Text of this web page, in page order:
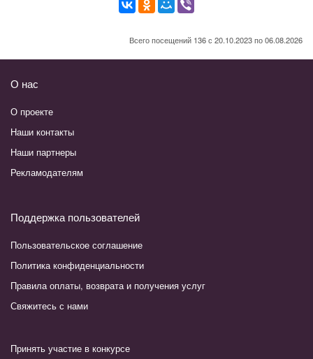
Всего посещений 136 с 20.10.2023 по 06.08.2026
О нас
О проекте
Наши контакты
Наши партнеры
Рекламодателям
Поддержка пользователей
Пользовательское соглашение
Политика конфиденциальности
Правила оплаты, возврата и получения услуг
Свяжитесь с нами
Принять участие в конкурсе